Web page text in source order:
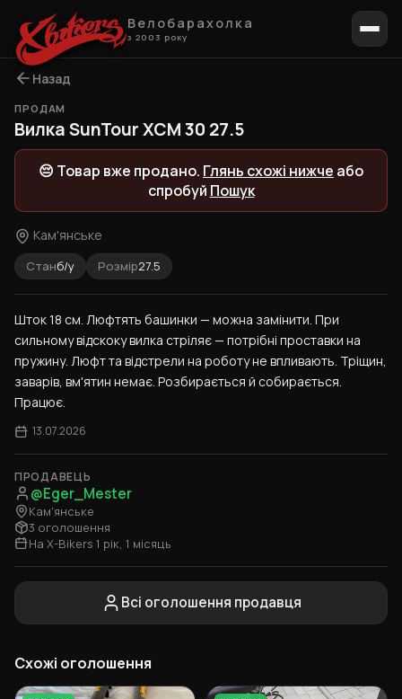
Велобарахолка
з 2003 року
Назад
ПРОДАМ
Вилка SunTour XCM 30 27.5
😔 Товар вже продано. Глянь схожі нижче або
спробуй Пошук
Кам'янське
Станб/у Розмір27.5
Шток 18 см. Люфтять башинки — можна замінити. При
сильному відскоку вилка стріляє — потрібні проставки на
пружину. Люфт та відстрели на роботу не впливають. Тріщин,
заварів, вм'ятин немає. Розбирається й собирається.
Працює.
13.07.2026
ПРОДАВЕЦЬ
@Eger_Mester
Кам'янське
3 оголошення
На X-Bikers 1 рік, 1 місяць
Всі оголошення продавця
Схожі оголошення